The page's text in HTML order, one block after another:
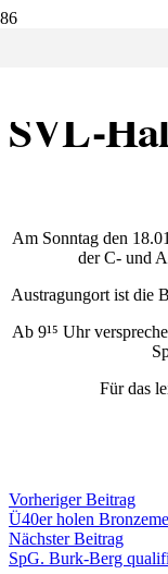
SVL-
Am Sonntag den
der C- und
Austragungort ist die
Ab 9¹⁵ Uhr
Für das
Vorheriger Beitrag
Ü40er holen
Nächster Beitrag
SpG. Burk-Berg